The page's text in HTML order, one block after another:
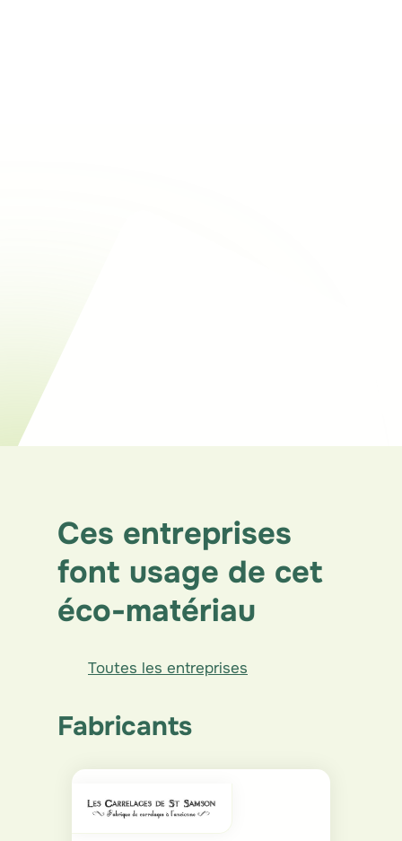
Ces entreprises
font usage de cet
éco-matériau
Toutes les entreprises
Fabricants